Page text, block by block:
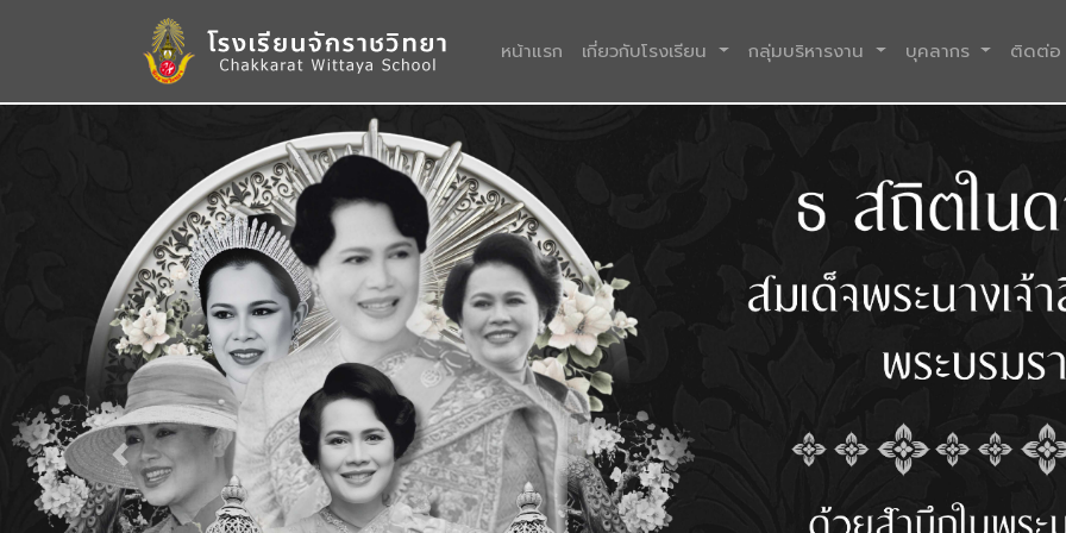
หน้าแรก (current)
เกี่ยวกับโรงเรียน กลุ่มบริหารงาน บุคลากร ติดต่อ
Previous